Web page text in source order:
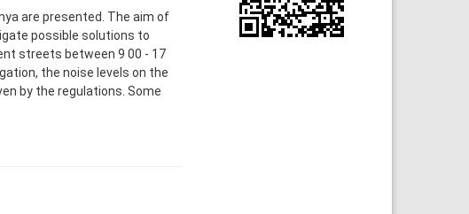
are presented. The aim of
possible solutions to
streets between 9 00 - 17
the noise levels on the
by the regulations. Some